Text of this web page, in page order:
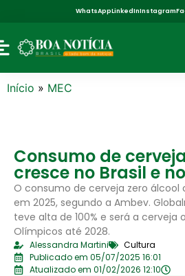
WhatsAppLinkedInInstagram
Início » MEC
Consumo de
cresce no Brasil e
O consumo de cerveja zero álcool
em 2025, segundo a Ambev.
teve alta de 100% e será a cerveja
Olímpicos até 2028.
Alessandra Martini
Cultura
Publicado em 05/07/2025 16:01
Atualizado em 01/02/2026 12:10